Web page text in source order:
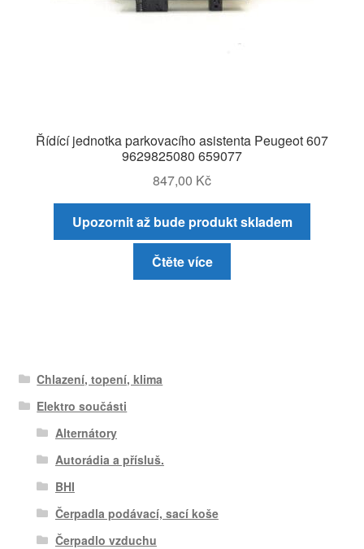
Řídící jednotka parkovacího asistenta Peugeot 607
9629825080 659077
847,00 Kč
Upozornit až bude produkt skladem
Čtěte více
Chlazení, topení, klima
Elektro součásti
Alternátory
Autorádia a přísluš.
BHI
Čerpadla podávací, sací koše
Čerpadlo vzduchu